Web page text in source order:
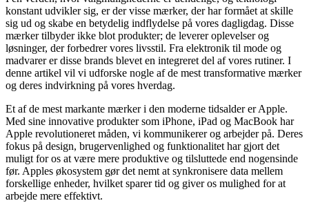
konstant udvikler sig, er der visse mærker, der har formået at skille
sig ud og skabe en betydelig indflydelse på vores dagligdag. Disse
mærker tilbyder ikke blot produkter; de leverer oplevelser og
løsninger, der forbedrer vores livsstil. Fra elektronik til mode og
madvarer er disse brands blevet en integreret del af vores rutiner. I
denne artikel vil vi udforske nogle af de mest transformative mærker
og deres indvirkning på vores hverdag.
Et af de mest markante mærker i den moderne tidsalder er Apple.
Med sine innovative produkter som iPhone, iPad og MacBook har
Apple revolutioneret måden, vi kommunikerer og arbejder på. Deres
fokus på design, brugervenlighed og funktionalitet har gjort det
muligt for os at være mere produktive og tilsluttede end nogensinde
før. Apples økosystem gør det nemt at synkronisere data mellem
forskellige enheder, hvilket sparer tid og giver os mulighed for at
arbejde mere effektivt.